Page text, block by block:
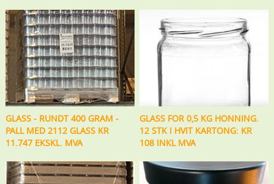
GLASS - RUNDT 400 GRAM -
PALL MED 2112 GLASS KR
11.747 EKSKL. MVA
GLASS FOR 0,5 KG HONNING.
12 STK I HVIT KARTONG: KR
108 INKL MVA